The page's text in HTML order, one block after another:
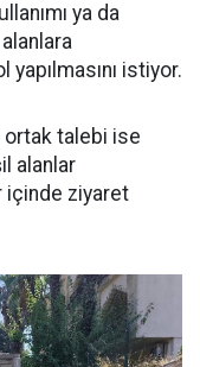
ya da
istiyor.
ortak talebi ise
alanlar
içinde ziyaret